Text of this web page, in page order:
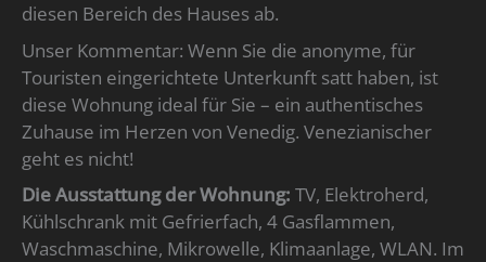
diesen Bereich des Hauses ab.
Unser Kommentar: Wenn Sie die anonyme, für
Touristen eingerichtete Unterkunft satt haben, ist
diese Wohnung ideal für Sie – ein authentisches
Zuhause im Herzen von Venedig. Venezianischer
geht es nicht!
Die Ausstattung der Wohnung: TV, Elektroherd,
Kühlschrank mit Gefrierfach, 4 Gasflammen,
Waschmaschine, Mikrowelle, Klimaanlage, WLAN. Im